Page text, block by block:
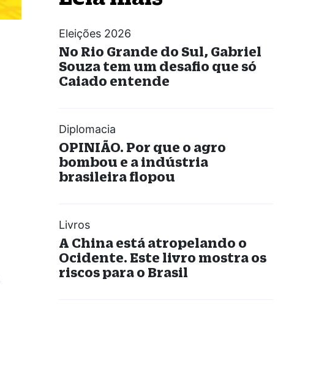
Eleições 2026
No Rio Grande do Sul, Gabriel
Souza tem um desafio que só
Caiado entende
Diplomacia
OPINIÃO. Por que o agro
bombou e a indústria
brasileira flopou
Livros
A China está atropelando o
Ocidente. Este livro mostra os
riscos para o Brasil